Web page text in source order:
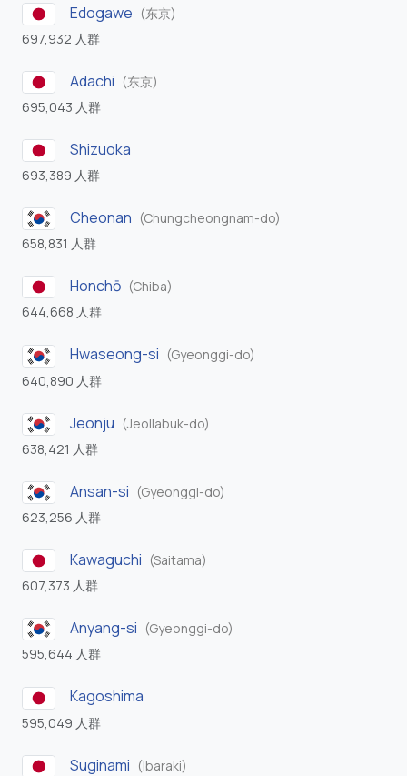
Edogawe (东京)
697,932 人群
Adachi (东京)
695,043 人群
Shizuoka
693,389 人群
Cheonan (Chungcheongnam-do)
658,831 人群
Honchō (Chiba)
644,668 人群
Hwaseong-si (Gyeonggi-do)
640,890 人群
Jeonju (Jeollabuk-do)
638,421 人群
Ansan-si (Gyeonggi-do)
623,256 人群
Kawaguchi (Saitama)
607,373 人群
Anyang-si (Gyeonggi-do)
595,644 人群
Kagoshima
595,049 人群
Suginami (Ibaraki)